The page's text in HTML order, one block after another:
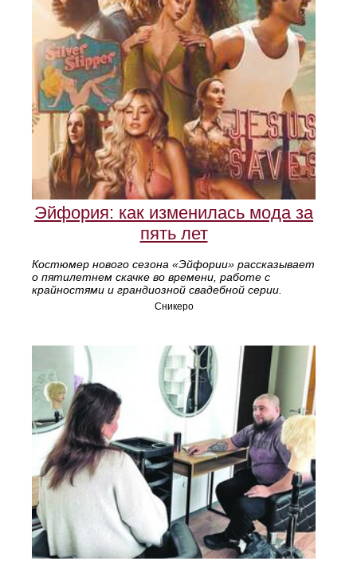
Эйфория: как изменилась мода за
пять лет
Костюмер нового сезона «Эйфории» рассказывает
о пятилетнем скачке во времени, работе с
крайностями и грандиозной свадебной серии.
Сникеро